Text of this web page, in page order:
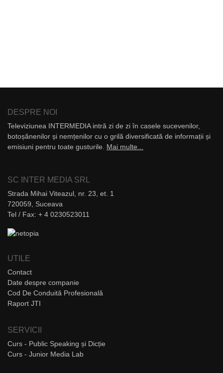
DESPRE NOI
Televiziunea INTERMEDIA intră zi de zi în casele sucevenilor,
botoșănenilor și nemțenilor cu o grilă diversificată de informații și
emisiuni pentru toate gusturile. Mai multe...
SC INTER MEDIA SRL
Strada Mihai Viteazul, nr. 23, et. 1
720059, Suceava
Tel / Fax: + 4 0230523011
UTILE
Contact
Date despre companie
Cod De Conduită Profesională
Raport JTI
SERVICII
Curs - Public Speaking și Dicție
Curs - Junior Media Lab